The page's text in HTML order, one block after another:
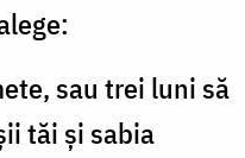
sau trei luni să
tăi şi sabia